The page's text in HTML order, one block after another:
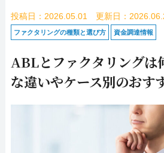
よくある質問 ファク
企業情報 お問い
名古屋支店HP 福岡支
スピード
査定依頼
投稿日：2026.05.01 更新日：
ファクタリングの種類と選び方 資金調達情報
ABLとファクタリング
な違いやケース別のおす